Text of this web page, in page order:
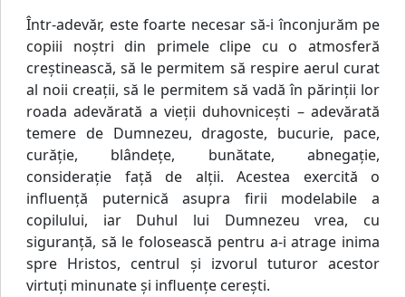
Într-adevăr, este foarte necesar să-i înconjurăm pe
copiii noştri din primele clipe cu o atmosferă
creştinească, să le permitem să respire aerul curat
al noii creaţii, să le permitem să vadă în părinţii lor
roada adevărată a vieţii duhovniceşti – adevărată
temere de Dumnezeu, dragoste, bucurie, pace,
curăţie, blândeţe, bunătate, abnegaţie,
consideraţie faţă de alţii. Acestea exercită o
influenţă puternică asupra firii modelabile a
copilului, iar Duhul lui Dumnezeu vrea, cu
siguranţă, să le folosească pentru a-i atrage inima
spre Hristos, centrul şi izvorul tuturor acestor
virtuţi minunate şi influenţe cereşti.